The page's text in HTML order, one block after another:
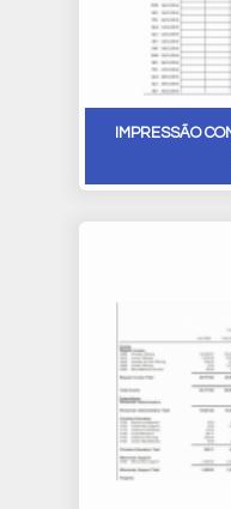
IMPRESSÃO